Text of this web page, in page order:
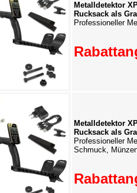
Metalldetektor
Rucksack als
Professioneller
Metalldetektor
Rucksack als
Professioneller
Schmuck,